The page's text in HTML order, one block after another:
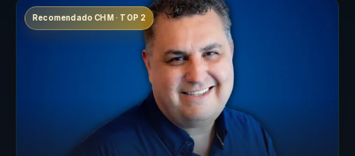
Recomendado CHM · TOP 2